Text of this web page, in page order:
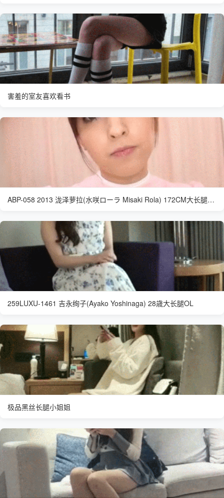
害羞的室友喜欢看书
ABP-058 2013 泷泽萝拉(水咲ローラ Misaki Rola) 172CM大长腿丝袜小护士
259LUXU-1461 吉永绚子(Ayako Yoshinaga) 28歳大长腿OL
极品黑丝长腿小姐姐